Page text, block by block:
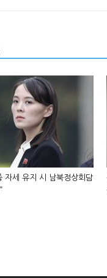
자세 유지 시 남북정상회담